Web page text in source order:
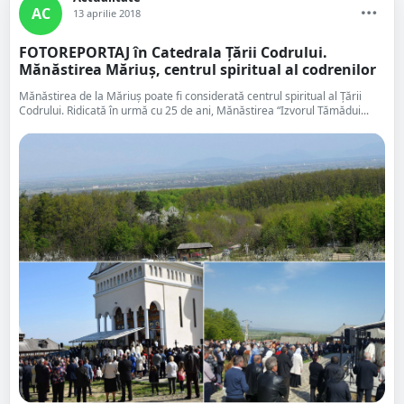
AC 13 aprilie 2018
FOTOREPORTAJ în Catedrala Țării Codrului.
Mănăstirea Măriuș, centrul spiritual al codrenilor
Mănăstirea de la Măriuș poate fi considerată centrul spiritual al Țării
Codrului. Ridicată în urmă cu 25 de ani, Mănăstirea “Izvorul Tămădui...